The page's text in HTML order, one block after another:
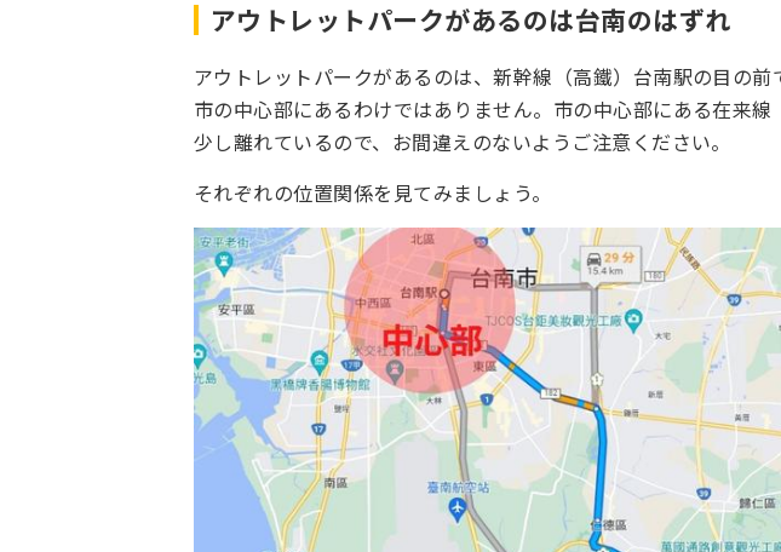
アウトレットパークがあるのは台南のはずれ
アウトレットパークがあるのは、新幹線（高鐵）台南駅の目の
市の中心部にあるわけではありません。市の中心部にある在来線
少し離れているので、お間違えのないようご注意ください。
それぞれの位置関係を見てみましょう。